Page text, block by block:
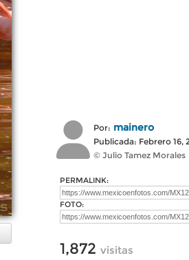
Por: mainero
Publicada: Febrero 16,
© Julio Tamez Morales
PERMALINK:
FOTO:
1,872 visitas